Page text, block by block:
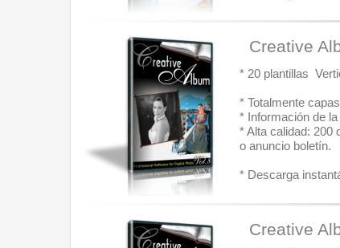
Creative
* 20 plantillas
* Totalmente
* Información de
* Alta calidad: 200
o anuncio boletín.
* Descarga
Creative